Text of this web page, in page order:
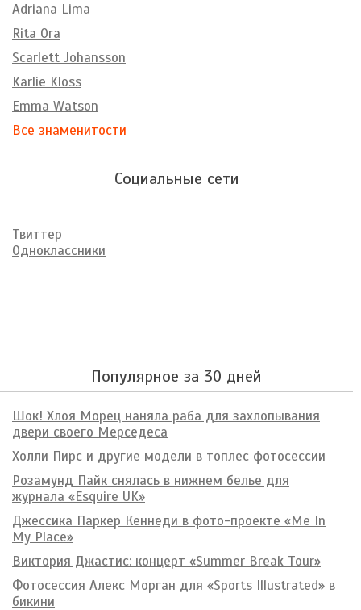
Adriana Lima
Rita Ora
Scarlett Johansson
Karlie Kloss
Emma Watson
Все знаменитости
Социальные сети
Твиттер
Одноклассники
Популярное за 30 дней
Шок! Хлоя Морец наняла раба для захлопывания
двери своего Мерседеса
Холли Пирс и другие модели в топлес фотосессии
Розамунд Пайк снялась в нижнем белье для
журнала «Esquire UK»
Джессика Паркер Кеннеди в фото-проекте «Me In
My Place»
Виктория Джастис: концерт «Summer Break Tour»
Фотосессия Алекс Морган для «Sports Illustrated» в
бикини